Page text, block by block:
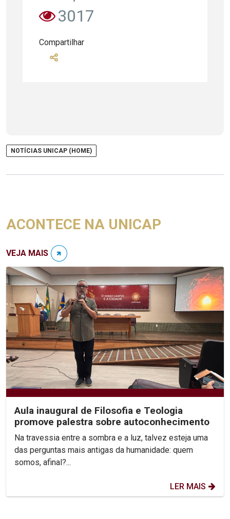
3017
Compartilhar
NOTÍCIAS UNICAP (HOME)
ACONTECE NA UNICAP
VEJA MAIS
Aula inaugural de Filosofia e Teologia
promove palestra sobre autoconhecimento
Na travessia entre a sombra e a luz, talvez esteja uma
das perguntas mais antigas da humanidade: quem
somos, afinal?...
LER MAIS